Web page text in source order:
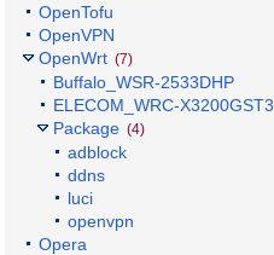
OpenTofu
OpenVPN
OpenWrt (7)
Buffalo_WSR-2533DHP
ELECOM_WRC-X3200GST3
Package (4)
adblock
ddns
luci
openvpn
Opera